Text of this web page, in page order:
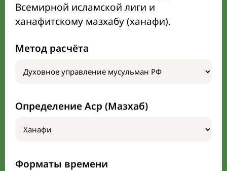
Всемирной исламской лиги и
ханафитскому мазхабу (ханафи).
Метод расчёта
Определение Аср (Мазхаб)
Форматы времени